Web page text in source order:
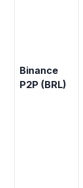
Binance
P2P (BRL)